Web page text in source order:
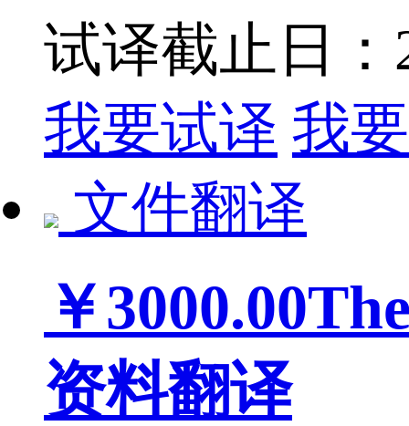
试译截止日：
我要试译 我
文件翻译
￥3000.00
资料翻译